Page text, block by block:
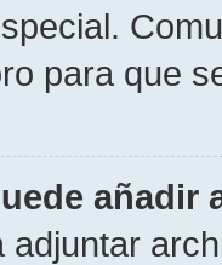
para que
añadir
adjuntar